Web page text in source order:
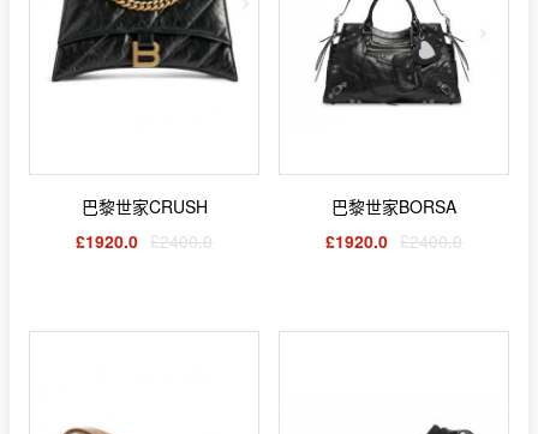
巴黎世家CRUSH
£1920.0 £2400.0
巴黎世家BORSA
£1920.0 £2400.0